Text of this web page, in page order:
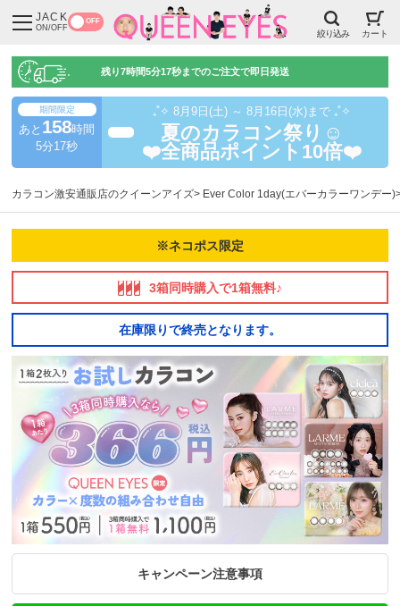
JACK
ON/OFF
OFF
絞り込み カート
残り7時間5分16秒までのご注文で即日発送
期間限定
あと 158時間
5分16秒
₊˚✧ 8月9日(土) ～ 8月16日(水)まで ₊˚✧
夏のカラコン祭り☺️
❤️全商品ポイント10倍❤️
カラコン激安通販店のクイーンアイズ Ever Color 1day(エバーカラーワンデー)
※ネコポス限定
3箱同時購入で1箱無料♪
在庫限りで終売となります。
キャンペーン注意事項